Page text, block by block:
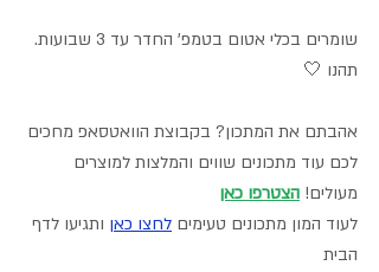
שומרים בכלי אטום בטמפ' החדר עד 3 שבועות.
תהנו 🤍
אהבתם את המתכון? בקבוצת הוואטסאפ מחכים
לכם עוד מתכונים שווים והמלצות למוצרים
מעולים! הצטרפו כאן
לעוד המון מתכונים טעימים לחצו כאן ותגיעו לדף
הבית